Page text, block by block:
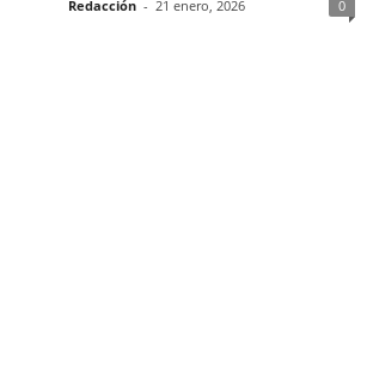
Redacción - 21 enero, 2026 0